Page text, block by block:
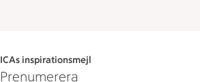
ICAs inspirationsmejl
Prenumerera